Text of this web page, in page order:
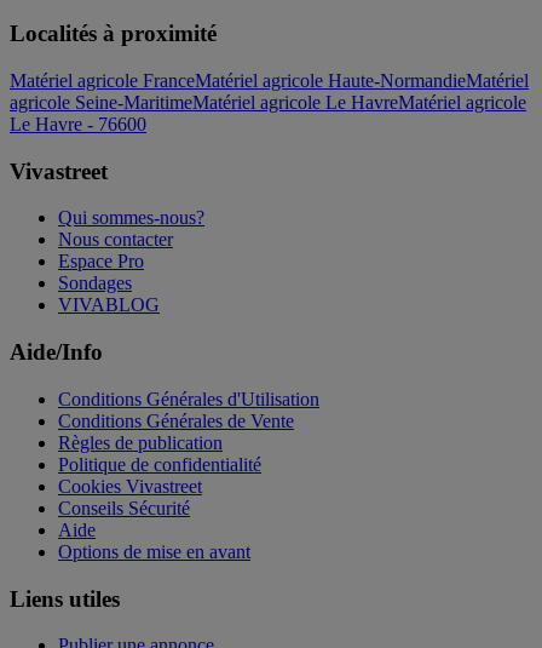
Localités à proximité
Matériel agricole FranceMatériel agricole Haute-NormandieMatériel
agricole Seine-MaritimeMatériel agricole Le HavreMatériel agricole
Le Havre - 76600
Vivastreet
Qui sommes-nous?
Nous contacter
Espace Pro
Sondages
VIVABLOG
Aide/Info
Conditions Générales d'Utilisation
Conditions Générales de Vente
Règles de publication
Politique de confidentialité
Cookies Vivastreet
Conseils Sécurité
Aide
Options de mise en avant
Liens utiles